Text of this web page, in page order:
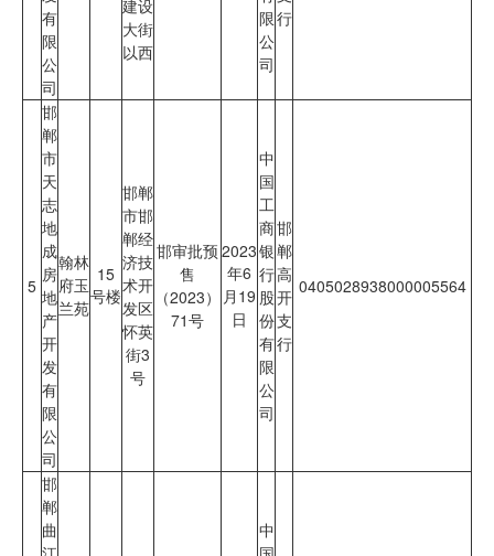
有
限
公
司
建设
大街
以西
限
公
司
行
5
邯
郸
市
天
志
地
成
房
地
产
开
发
有
限
公
司
翰林
府玉
兰苑
15
号楼
邯郸
市邯
郸经
济技
术开
发区
怀英
街3
号
邯审批预
售
（2023）
71号
2023
年6
月19
日
中
国
工
商
银
行
股
份
有
限
公
司
邯
郸
高
开
支
行
0405028938000005564
邯
郸
曲
中